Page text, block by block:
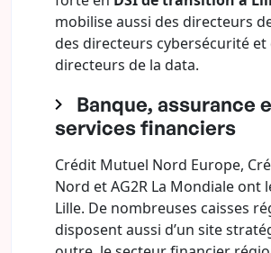
mobilise aussi des directeurs
des directeurs cybersécurité et
directeurs de la data.
Banque, assurance
services financiers
Crédit Mutuel Nord Europe,
Nord et AG2R La Mondiale ont
Lille. De nombreuses caisses
disposent aussi d’un site